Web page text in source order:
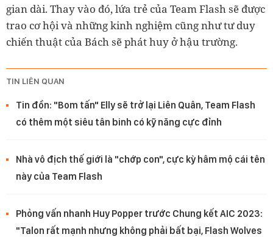
gian dài. Thay vào đó, lứa trẻ của Team Flash sẽ được
trao cơ hội và những kinh nghiệm cũng như tư duy
chiến thuật của Bách sẽ phát huy ở hậu trường.
TIN LIÊN QUAN
Tin đồn: "Bom tấn" Elly sẽ trở lại Liên Quân, Team Flash
có thêm một siêu tân binh có kỹ năng cực đỉnh
Nhà vô địch thế giới là "chớp con", cực kỳ hâm mộ cái tên
này của Team Flash
Phỏng vấn nhanh Huy Popper trước Chung kết AIC 2023:
"Talon rất mạnh nhưng không phải bất bại, Flash Wolves